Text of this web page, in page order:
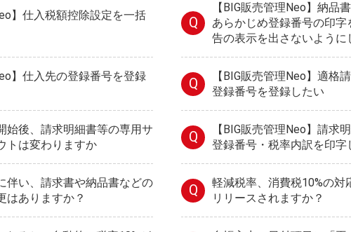
】仕入税額控除設定を一括
Q
【BIG販売管理Neo】納品
あらかじめ登録番号の印
告の表示を出さないように
】仕入先の登録番号を登録
Q
【BIG販売管理Neo】適格
登録番号を登録したい
始後、請求明細書等の専用サ
トは変わりますか
Q
【BIG販売管理Neo】請求
登録番号・税率内訳を印字
伴い、請求書や納品書などの
はありますか？
Q
軽減税率、消費税10%の対
リリースされますか？